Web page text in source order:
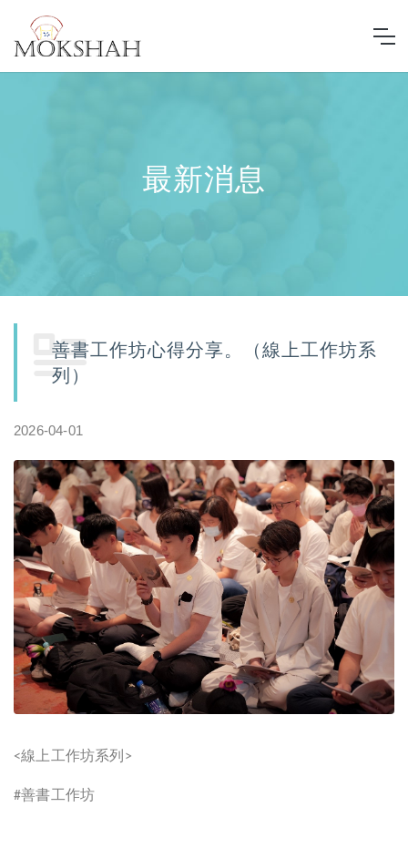
最新消息
善書工作坊心得分享。（線上工作坊系
列）
2026-04-01
<線上工作坊系列 >
#善書工作坊